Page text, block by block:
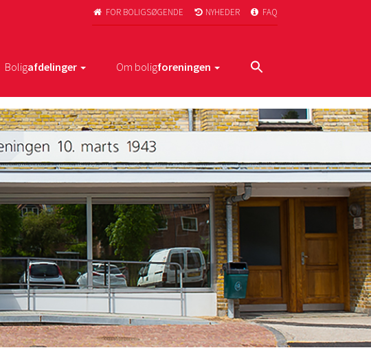
 FOR BOLIGSØGENDE  NYHEDER  FAQ
Boligafdelinger Om boligforeningen